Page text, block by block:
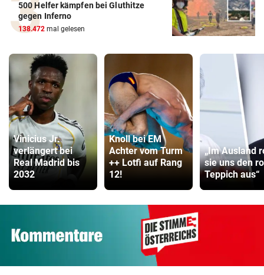
500 Helfer kämpfen bei Gluthitze
gegen Inferno
138.472 mal gelesen
Vinicius Jr.
verlängert bei
Real Madrid bis
2032
Knoll bei EM
Achter vom Turm
++ Lotfi auf Rang
12!
„Im Ausland
sie uns den
Teppich aus“